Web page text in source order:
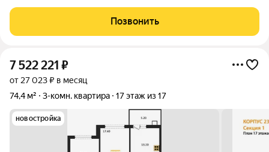
установлены счётчики, большая кухня, просторный коридор,
лоджия
Позвонить
7 522 221 ₽
от 27 023 ₽ в месяц
74,4 м²
3-комн. квартира 17 этаж из 17
новостройка